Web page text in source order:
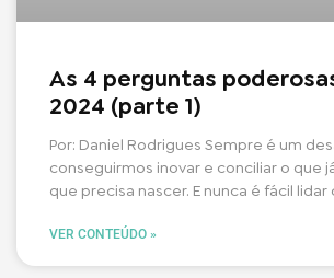
As 4 perguntas
2024 (parte 1)
Por: Daniel Rodrigues Sempre é um
conseguirmos inovar e conciliar o que
que precisa nascer. E nunca é fácil lidar
VER CONTEÚDO »